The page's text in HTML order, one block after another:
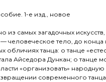
1-е изд., новое
из самых загадочных
— человеческое тело, до
обличиях танца: о танце
Айседора Дункан; о танце
«организовать»
современного